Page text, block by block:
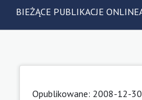
BIEŻĄCE PUBLIKACJE ONLINE
Opublikowane: 2008-12-30